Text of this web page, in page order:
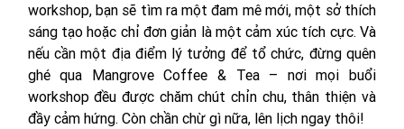
workshop, bạn sẽ tìm ra một đam mê mới, một sở thích
sáng tạo hoặc chỉ đơn giản là một cảm xúc tích cực. Và
nếu cần một địa điểm lý tưởng để tổ chức, đừng quên
ghé qua Mangrove Coffee & Tea – nơi mọi buổi
workshop đều được chăm chút chỉn chu, thân thiện và
đầy cảm hứng. Còn chần chừ gì nữa, lên lịch ngay thôi!